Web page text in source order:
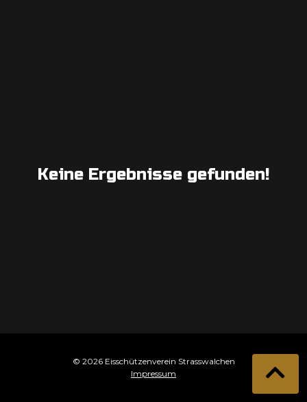
Keine Ergebnisse gefunden!
© 2026 Eisschützenverein Strasswalchen
Impressum